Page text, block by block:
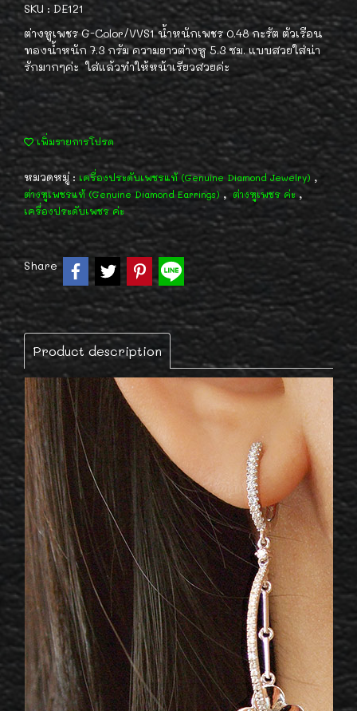
SKU : DE121
ต่างหูเพชร G-Color/VVS1 น้ำหนักเพชร 0.48 กะรัต ตัวเรือน
ทองน้ำหนัก 7.3 กรัม ความยาวต่างหู 5.3 ซม. แบบสวยใส่น่า
รักมากๆค่ะ ใส่แล้วทำให้หน้าเรียวสวยค่ะ
เพิ่มรายการโปรด
หมวดหมู่ : เครื่องประดับเพชรแท้ (Genuine Diamond Jewelry) ,
ต่างหูเพชรแท้ (Genuine Diamond Earrings) , ต่างหูเพชร ค่ะ ,
เครื่องประดับเพชร ค่ะ
Share
Product description